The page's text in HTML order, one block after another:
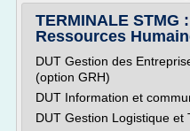
TERMINALE STMG
Ressources
DUT Gestion des
(option GRH)
DUT Information et
DUT Gestion Logistique et